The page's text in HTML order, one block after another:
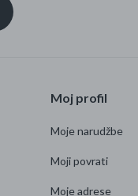
Moj profil
Moje narudžbe
Moji povrati
Moje adrese